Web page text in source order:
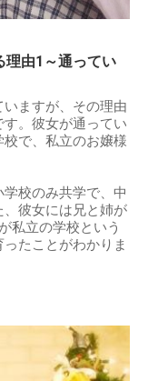
理由1～通ってい
ますが、その理由
。彼女が通ってい
で、私立のお嬢様
校のみ共学で、中
彼女には兄と姉が
私立の学校という
たことがわかりま